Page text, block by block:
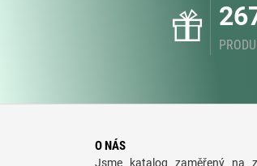
O NÁS
Jsme katalog zaměřený na